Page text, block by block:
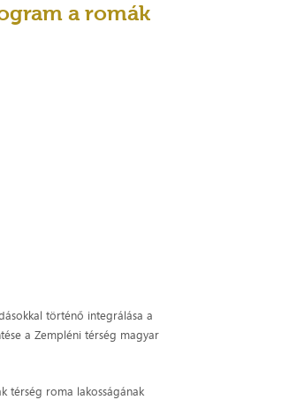
a romák
történő integrálása a
a Zempléni térség magyar
térség roma lakosságának